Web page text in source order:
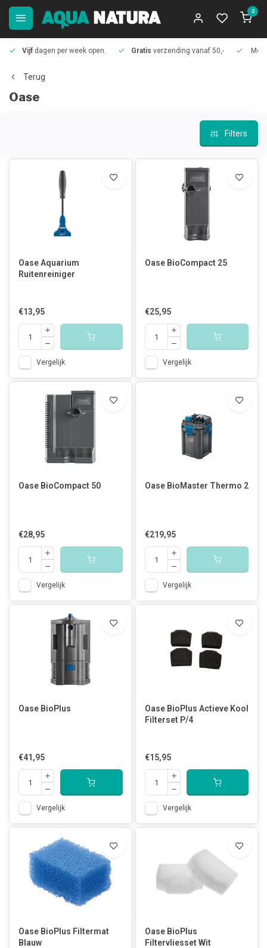
0
Vijf dagen per week open. Gratis verzending vanaf 50,-
Terug
Oase
Filters
Oase Aquarium
Ruitenreiniger
€13,95
Vergelijk
Oase BioCompact 25
€25,95
Vergelijk
Oase BioCompact 50
€28,95
Vergelijk
Oase BioMaster Thermo 2
€219,95
Vergelijk
Oase BioPlus
€41,95
Vergelijk
Oase BioPlus Actieve Kool
Filterset P/4
€15,95
Vergelijk
Oase BioPlus Filtermat
Blauw
Oase BioPlus
Filtervliesset Wit